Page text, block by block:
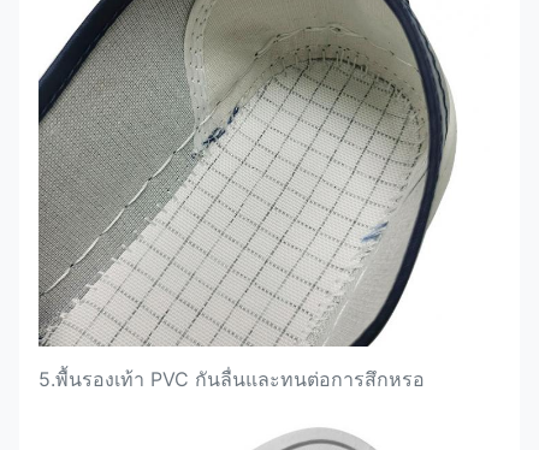
5.พื้นรองเท้า PVC กันลื่นและทนต่อการสึกหรอ